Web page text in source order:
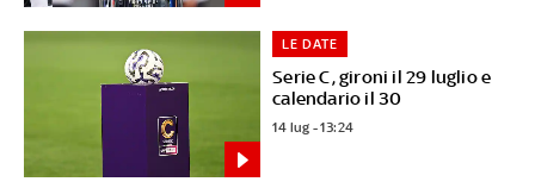
Serie C, gironi il 29 luglio e
calendario il 30
LE DATE
14 lug - 13:24